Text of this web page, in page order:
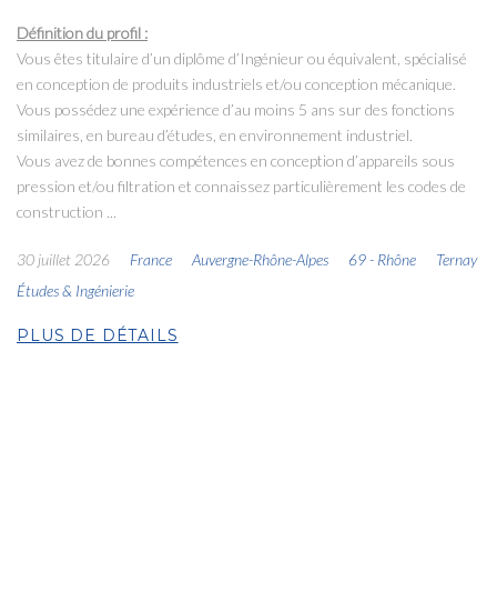
Définition du profil :
Vous êtes titulaire d’un diplôme d’Ingénieur ou équivalent, spécialisé
en conception de produits industriels et/ou conception mécanique.
Vous possédez une expérience d’au moins 5 ans sur des fonctions
similaires, en bureau d’études, en environnement industriel.
Vous avez de bonnes compétences en conception d’appareils sous
pression et/ou filtration et connaissez particulièrement les codes de
construction ...
30 juillet 2026 France Auvergne-Rhône-Alpes 69 - Rhône
Ternay
Études & Ingénierie
PLUS DE DÉTAILS